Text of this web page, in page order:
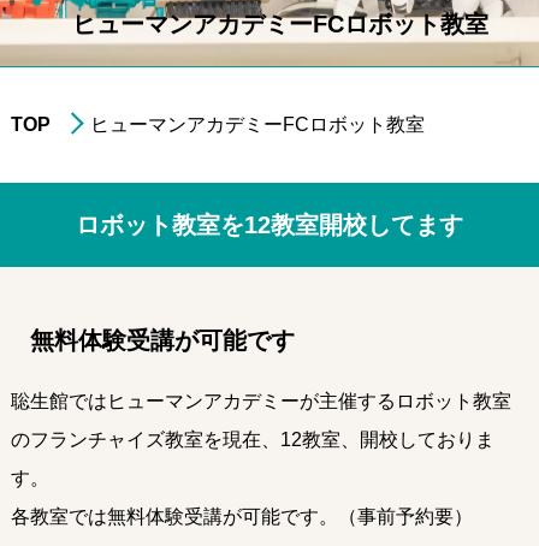
ヒューマンアカデミーFCロボット教室
生徒・保護者の声
中学1～2年生の学習指導
高校生の学習指導&大学受験対策
大学生&社会人のための学習指導
TOP ヒューマンアカデミーFCロボット教室
ロボット教室を12教室開校してます
無料体験受講が可能です
聡生館ではヒューマンアカデミーが主催するロボット教室
のフランチャイズ教室を現在、12教室、開校しておりま
す。
各教室では無料体験受講が可能です。（事前予約要）